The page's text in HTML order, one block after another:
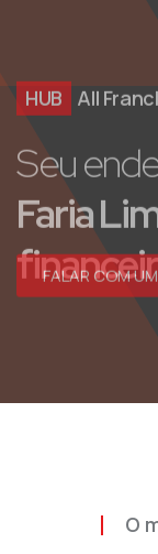
All
Seu
Faria
FALAR COM
O